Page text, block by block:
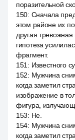
поразительной
150: Сначала
этом районе их
другая
гипотеза
фрагмент.
151 : Известного
152: Мужчина
когда заметил
изображение в
фигура,
153: Не.
154: Мужчина
когда заметил